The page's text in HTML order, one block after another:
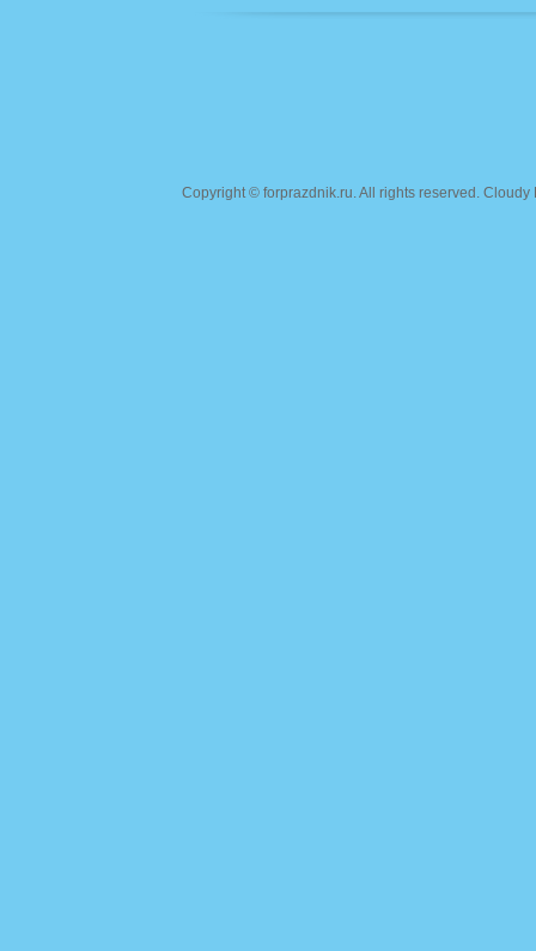
Copyright © forprazdnik.ru. All rights reserved.